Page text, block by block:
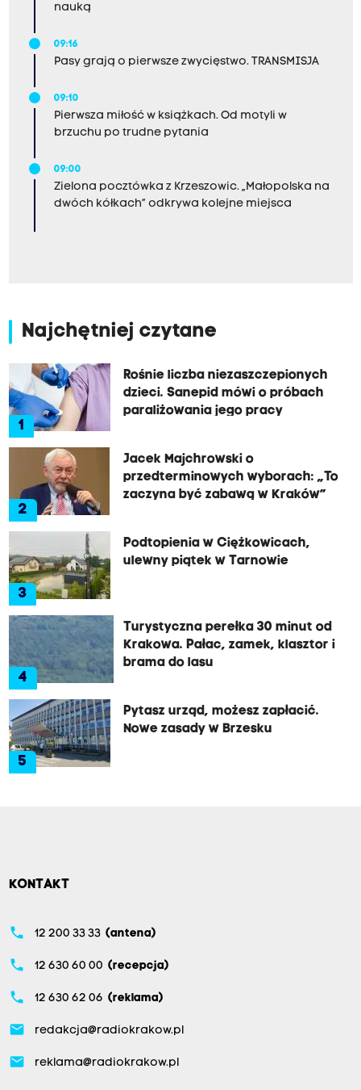
nauką
09:16
Pasy grają o pierwsze zwycięstwo. TRANSMISJA
09:10
Pierwsza miłość w książkach. Od motyli w
brzuchu po trudne pytania
09:00
Zielona pocztówka z Krzeszowic. „Małopolska na
dwóch kółkach” odkrywa kolejne miejsca
Najchętniej czytane
1
Rośnie liczba niezaszczepionych
dzieci. Sanepid mówi o próbach
paraliżowania jego pracy
2
Jacek Majchrowski o
przedterminowych wyborach: „To
zaczyna być zabawą w Kraków”
3
Podtopienia w Ciężkowicach,
ulewny piątek w Tarnowie
4
Turystyczna perełka 30 minut od
Krakowa. Pałac, zamek, klasztor i
brama do lasu
5
Pytasz urząd, możesz zapłacić.
Nowe zasady w Brzesku
KONTAKT
phone 12 200 33 33 (antena)
phone 12 630 60 00 (recepcja)
phone 12 630 62 06 (reklama)
email redakcja@radiokrakow.pl
email reklama@radiokrakow.pl